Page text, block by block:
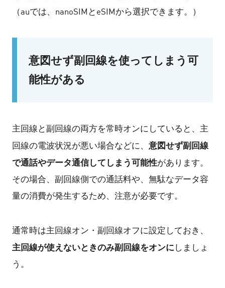
（auでは、nanoSIMとeSIMから選択できます。）
意図せず副回線を使ってしまう可
能性がある
主回線と副回線の両方を常時オンにしていると、主
回線の電波状況が悪い場合などに、 意図せず副回線
で通話やデータ通信してしまう可能性があります。
その場合、副回線側での通話料や、無駄なデータ容
量の消費が発生するため、注意が必要です。
通常時は主回線オン・副回線オフに設定しておき、
主回線が使えないときのみ副回線をオンに しましょ
う。